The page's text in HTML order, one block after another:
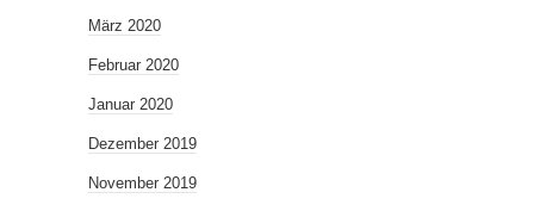
März 2020
Februar 2020
Januar 2020
Dezember 2019
November 2019